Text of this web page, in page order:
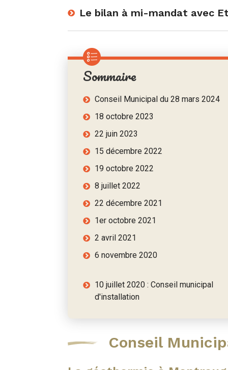
Le bilan à mi-mandat avec
Sommaire
Conseil Municipal du 28 mars 2024
18 octobre 2023
22 juin 2023
15 décembre 2022
19 octobre 2022
8 juillet 2022
22 décembre 2021
1er octobre 2021
2 avril 2021
6 novembre 2020
10 juillet 2020 : Conseil municipal
d'installation
Conseil